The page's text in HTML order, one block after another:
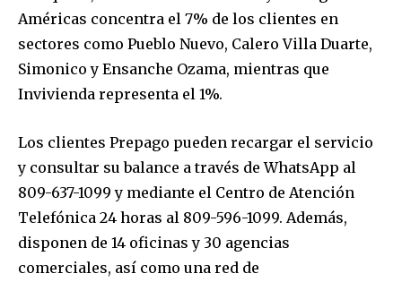
Américas concentra el 7% de los clientes en
sectores como Pueblo Nuevo, Calero Villa Duarte,
Simonico y Ensanche Ozama, mientras que
Invivienda representa el 1%.
Los clientes Prepago pueden recargar el servicio
y consultar su balance a través de WhatsApp al
809-637-1099 y mediante el Centro de Atención
Telefónica 24 horas al 809-596-1099. Además,
disponen de 14 oficinas y 30 agencias
comerciales, así como una red de